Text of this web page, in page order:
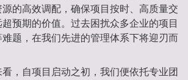
的高效调配，确保项目按时、高质量交
预期的价值。过去困扰众多企业的项目
题，在我们先进的管理体系下将迎刃而
，自项目启动之初，我们便依托专业团